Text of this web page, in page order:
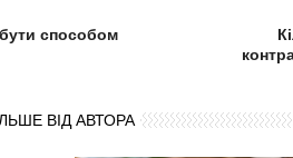
способом
ВІД АВТОРА